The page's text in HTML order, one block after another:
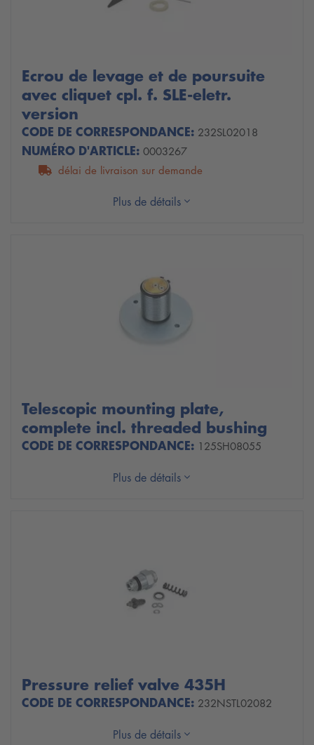
Ecrou de levage et de poursuite
avec cliquet cpl. f. SLE-eletr.
version
CODE DE CORRESPONDANCE: 232SL02018
NUMÉRO D'ARTICLE: 0003267
délai de livraison sur demande
Plus de détails
Telescopic mounting plate,
complete incl. threaded bushing
CODE DE CORRESPONDANCE: 125SH08055
Plus de détails
Pressure relief valve 435H
CODE DE CORRESPONDANCE: 232NSTL02082
Plus de détails